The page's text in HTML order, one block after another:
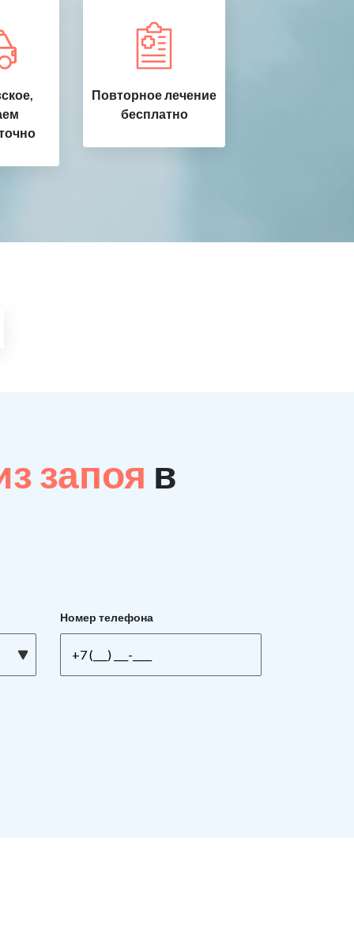
Повторное лечение
бесплатно
запоя в
Номер телефона